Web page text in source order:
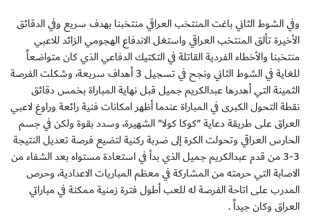
وفي الشوط الثاني باغت المنتخب العراقي منتخبنا بهدف سريع وفي الدقائق
الأخيرة تألق المنتخب العراقي واستغل الاندفاع الهجومي الزائد للاعبي
منتخبنا والأخطاء الفردية القاتلة في التكتيك الدفاعي الذي كان متواضعاً
للغاية في الشوط الثاني ونجح في تسجيل 3 أهداف سريعة، وشكلت الفرصة
الثمينة التي أهدرها عبدالكريم جميل قبل نهاية المباراة بخمس دقائق
نقطة التحول الكبرى في المباراة عندما أظهر امكانات فنية رائعة وراوغ لاعبي
العراق على طريقة دعاية "كوكا كولا" الشهيرة، وسدد بقوة ولكن في جسم
الحارس العراقي وتحولت الكرة إلى ضربة ركنية لتضيع فرصة تعديل النتيجة
3-3 من قدم عبدالكريم جميل الذي بدأ في استعادة مستواه بعد الشفاء من
الاصابة التي حرمته من المشاركة في معظم المباريات الاعدادية، وحرص
المدرب على اتاحة الفرصة له للعب أطول فترة زمنية ممكنة في مباراتي
العراق وكان جيداً .